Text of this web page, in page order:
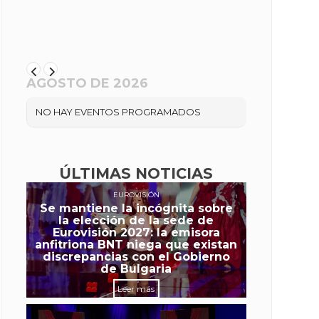
AGOSTO DE 2026
NO HAY EVENTOS PROGRAMADOS
ÚLTIMAS NOTICIAS
EUROVISIÓN
Se mantiene la incógnita sobre
la elección de la sede de
Eurovisión 2027: la emisora
anfitriona BNT niega que existan
discrepancias con el Gobierno
de Bulgaria
Leer más